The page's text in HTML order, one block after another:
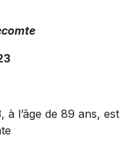
l’âge de 89 ans, est